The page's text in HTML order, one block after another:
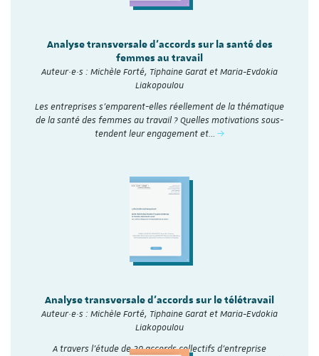
Analyse transversale d'accords sur la santé des
femmes au travail
Auteur·e·s : Michèle Forté, Tiphaine Garat et Maria-Evdokia
Liakopoulou
Les entreprises s’emparent-elles réellement de la thématique
de la santé des femmes au travail ? Quelles motivations sous-
tendent leur engagement et…
Analyse transversale d'accords sur le télétravail
Auteur·e·s : Michèle Forté, Tiphaine Garat et Maria-Evdokia
Liakopoulou
A travers l’étude de 20 accords collectifs d’entreprise